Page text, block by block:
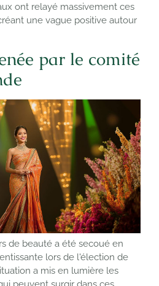
ont relayé massivement ces
une vague positive autour
par le comité
de beauté a été secoué en
lors de l'élection de
a mis en lumière les